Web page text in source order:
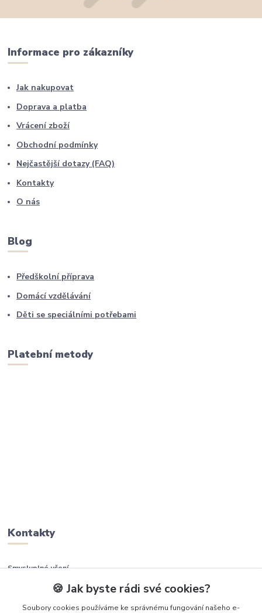
Informace pro zákazníky
Jak nakupovat
Doprava a platba
Vrácení zboží
Obchodní podmínky
Nejčastější dotazy (FAQ)
Kontakty
O nás
Blog
Předškolní příprava
Domácí vzdělávání
Děti se speciálními potřebami
Platební metody
Kontakty
Smysluplné učení
🍪 Jak byste rádi své cookies?
Soubory cookies používáme ke správnému fungování našeho e-